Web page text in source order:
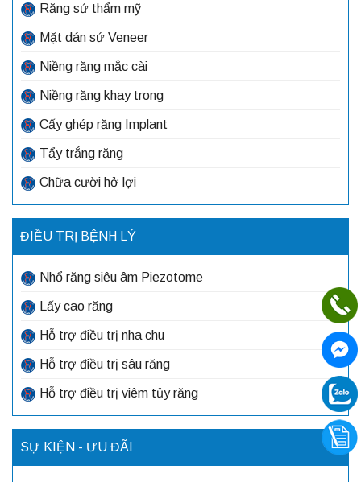
Răng sứ thẩm mỹ
Mặt dán sứ Veneer
Niềng răng mắc cài
Niềng răng khay trong
Cấy ghép răng Implant
Tẩy trắng răng
Chữa cười hở lợi
ĐIỀU TRỊ BỆNH LÝ
Nhổ răng siêu âm Piezotome
Lấy cao răng
Hỗ trợ điều trị nha chu
Hỗ trợ điều trị sâu răng
Hỗ trợ điều trị viêm tủy răng
SỰ KIỆN - ƯU ĐÃI